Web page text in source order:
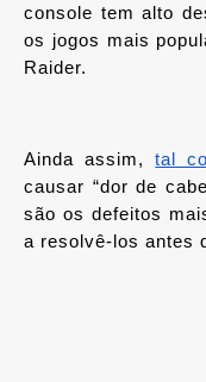
console tem alto
os jogos mais
Raider.
Ainda assim, tal
causar “dor de
são os defeitos
a resolvê-los antes